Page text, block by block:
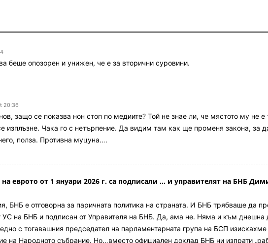
беше опозорен и унижен, че е за вторични суровини.
20:36
защо се показва нон стоп по медиите? Той не знае ли, че мястото му не е
изплъзне. Чака го с нетърпение. Да видим там как ще променя закона, за
полза. Противна муцуна….
еврото от 1 януари 2026 г. са подписали ... и управителят на БНБ
БНБ е отговорна за паричната политика на страната. И БНБ трябваше да
УС на БНБ и подписан от Управителя на БНБ. Да, ама не. Няма и към днешна
с тогавашния председател на парламентарната група на БСП изискахме
на Народното събрание. Но…вместо официален доклад БНБ ни изпрати